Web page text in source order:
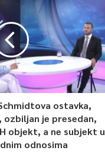
ostavka,
ozbiljan je presedan,
objekt, a ne subjekt u
odnosima